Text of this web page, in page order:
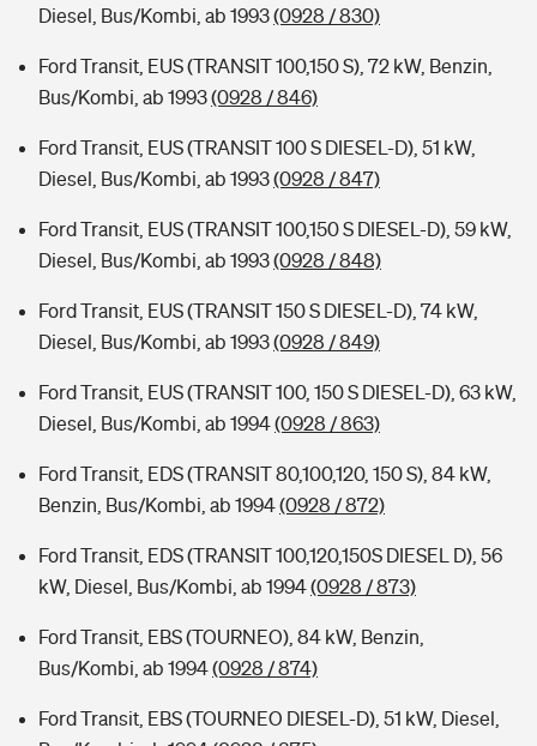
Diesel, Bus/Kombi, ab 1993(0928 / 830)
Ford Transit, EUS (TRANSIT 100,150 S), 72 kW, Benzin,
Bus/Kombi, ab 1993(0928 / 846)
Ford Transit, EUS (TRANSIT 100 S DIESEL-D), 51 kW,
Diesel, Bus/Kombi, ab 1993(0928 / 847)
Ford Transit, EUS (TRANSIT 100,150 S DIESEL-D), 59 kW,
Diesel, Bus/Kombi, ab 1993(0928 / 848)
Ford Transit, EUS (TRANSIT 150 S DIESEL-D), 74 kW,
Diesel, Bus/Kombi, ab 1993(0928 / 849)
Ford Transit, EUS (TRANSIT 100, 150 S DIESEL-D), 63 kW,
Diesel, Bus/Kombi, ab 1994(0928 / 863)
Ford Transit, EDS (TRANSIT 80,100,120, 150 S), 84 kW,
Benzin, Bus/Kombi, ab 1994(0928 / 872)
Ford Transit, EDS (TRANSIT 100,120,150S DIESEL D), 56
kW, Diesel, Bus/Kombi, ab 1994(0928 / 873)
Ford Transit, EBS (TOURNEO), 84 kW, Benzin,
Bus/Kombi, ab 1994(0928 / 874)
Ford Transit, EBS (TOURNEO DIESEL-D), 51 kW, Diesel,